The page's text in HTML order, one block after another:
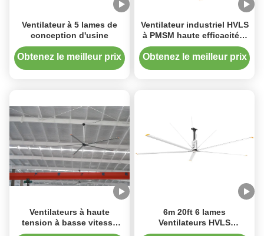
Ventilateur à 5 lames de
conception d'usine
Obtenez le meilleur prix
Ventilateur industriel HVLS
à PMSM haute efficacité –
Diamètre max. 7,3 m à
moteur synchrone à aimant
Obtenez le meilleur prix
Ventilateurs à haute
tension à basse vitesse
pour les centres de
6m 20ft 6 lames
Ventilateurs HVLS
industriels Ventilateur de